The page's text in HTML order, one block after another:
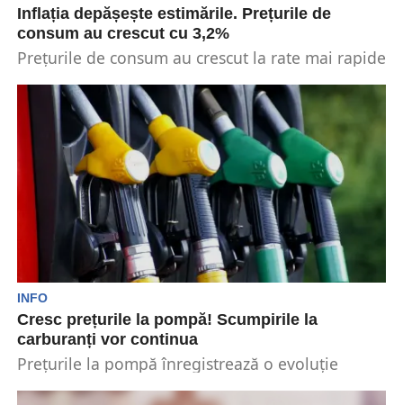
Inflația depășește estimările. Prețurile de
consum au crescut cu 3,2%
Prețurile de consum au crescut la rate mai rapide
INFO
Cresc prețurile la pompă! Scumpirile la
carburanți vor continua
Prețurile la pompă înregistrează o evoluție